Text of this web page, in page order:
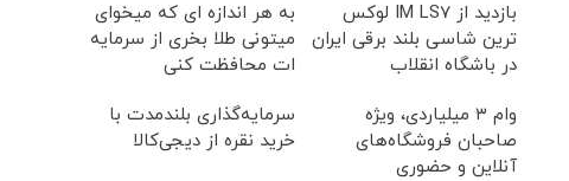
بازدید از IM LS7 لوکس
ترین شاسی بلند برقی ایران
در باشگاه انقلاب
به هر اندازه ای که میخوای
میتونی طلا بخری از سرمایه
ات محافظت کنی
وام ۳ میلیاردی، ویژه
صاحبان فروشگاه‌های
آنلاین و حضوری
سرمایه‌گذاری بلندمدت با
خرید نقره از دیجی‌کالا